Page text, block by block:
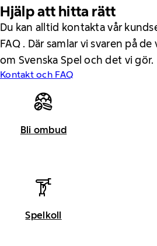
Hjälp att hitta rätt
Du kan alltid kontakta vår
FAQ . Där samlar vi svaren på
om Svenska Spel och det vi gör.
Kontakt och FAQ
Bli ombud
Spelkoll